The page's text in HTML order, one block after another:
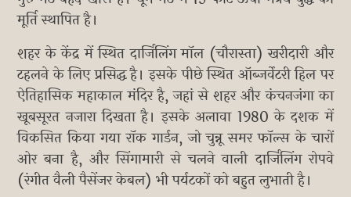
मूर्ति स्थापित है।
शहर के केंद्र में स्थित दार्जिलिंग मॉल (चौरास्ता) खरीदारी और
टहलने के लिए प्रसिद्ध है। इसके पीछे स्थित ऑब्जर्वेटरी हिल पर
ऐतिहासिक महाकाल मंदिर है, जहां से शहर और कंचनजंगा का
खूबसूरत नजारा दिखता है। इसके अलावा 1980 के दशक में
विकसित किया गया रॉक गार्डन, जो चुन्नू समर फॉल्स के चारों
ओर बना है, और सिंगामारी से चलने वाली दार्जिलिंग रोपवे
(रंगीत वैली पैसेंजर केबल) भी पर्यटकों को बहुत लुभाती है।